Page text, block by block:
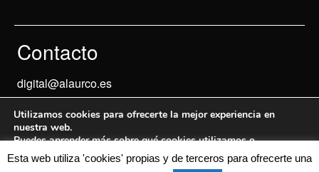
Contacto
digital@alaurco.es
Esta web utiliza 'cookies' propias y de terceros para ofrecerte una
Utilizamos cookies para ofrecerte la mejor experiencia en
nuestra web.
Puedes aprender más sobre qué cookies utilizamos o
desactivarlas en losajustes.